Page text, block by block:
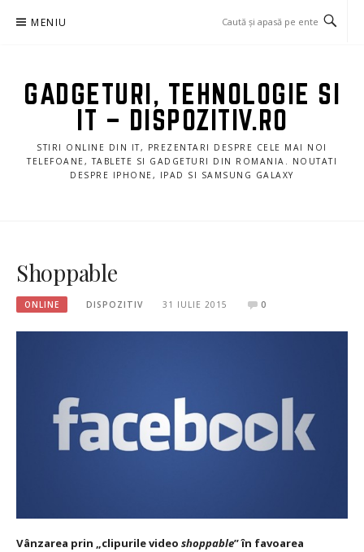
MENIU
GADGETURI, TEHNOLOGIE SI
IT – DISPOZITIV.RO
STIRI ONLINE DIN IT, PREZENTARI DESPRE CELE MAI NOI
TELEFOANE, TABLETE SI GADGETURI DIN ROMANIA. NOUTATI
DESPRE IPHONE, IPAD SI SAMSUNG GALAXY
Shoppable
ONLINE DISPOZITIV 31 IULIE 2015 0
Vânzarea prin „clipurile video shoppable” în favoarea